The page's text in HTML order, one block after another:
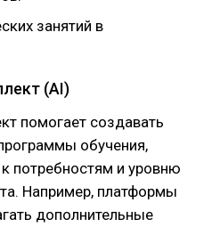
занятий в
(AI)
помогает создавать
обучения,
потребностям и уровню
Например, платформы
дополнительные